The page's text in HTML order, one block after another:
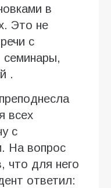
в
Это не
с
.
всех
с
На вопрос
что для него
ответил: